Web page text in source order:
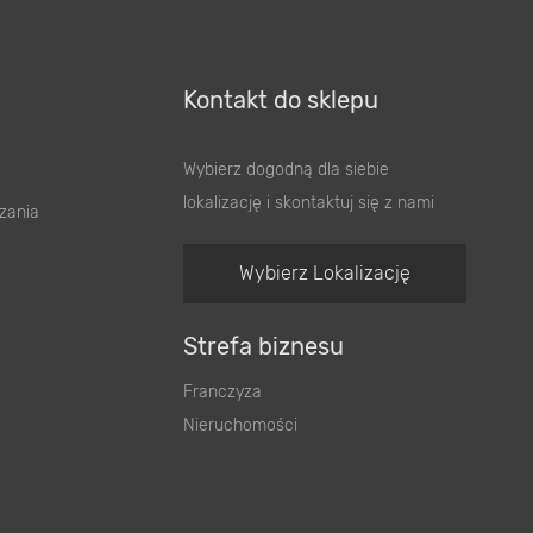
Kontakt do sklepu
Wybierz dogodną dla siebie
lokalizację i skontaktuj się z nami
Wybierz Lokalizację
Strefa biznesu
Franczyza
Nieruchomości